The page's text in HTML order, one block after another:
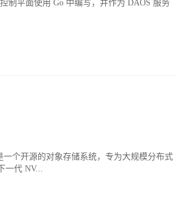
制平面使用 Go 中编写，并作为 DAOS 服务
一个开源的对象存储系统，专为大规模分布式
一代 NV...